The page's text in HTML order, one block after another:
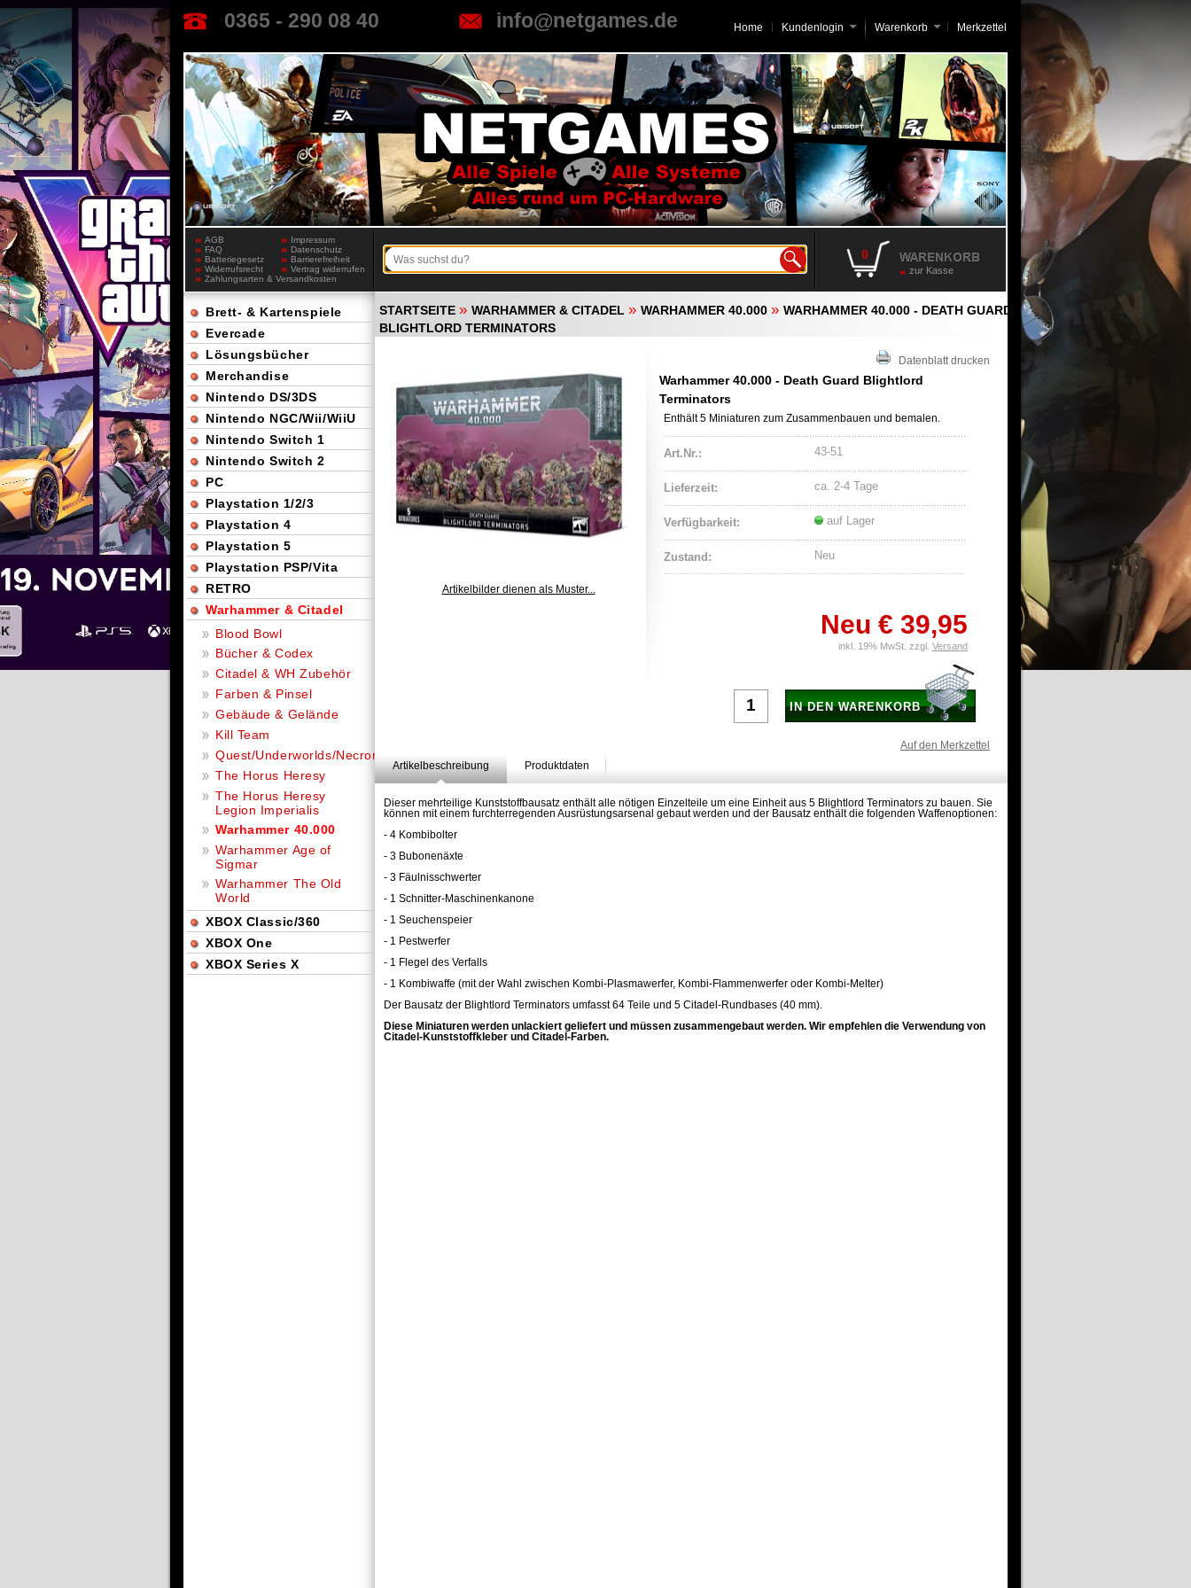
0365 - 290 08 40 info@netgames.de Home Kundenlogin Merkzettel
Warenkorb
AGB
Impressum
FAQ
Datenschutz
Batteriegesetz
Barrierefreiheit
Widerrufsrecht
Vertrag widerrufen
Zahlungsarten & Versandkosten
0
zur Kasse
STARTSEITE » WARHAMMER & CITADEL » WARHAMMER 40.000 » WARHAMMER 40.000 - DEATH GUARD
BLIGHTLORD TERMINATORS
Artikelbilder dienen als Muster...
Datenblatt drucken
Warhammer 40.000 - Death Guard Blightlord
Terminators
Enthält 5 Miniaturen zum Zusammenbauen und bemalen.
Art.Nr.: 43-51
Lieferzeit: ca. 2-4 Tage
Verfügbarkeit: auf Lager
Zustand: Neu
Neu € 39,95
inkl. 19% MwSt. zzgl. Versand
IN DEN WARENKORB
Auf den Merkzettel
Artikelbeschreibung
Produktdaten
Dieser mehrteilige Kunststoffbausatz enthält alle nötigen Einzelteile um eine Einheit aus 5 Blightlord Terminators zu bauen. Sie
können mit einem furchterregenden Ausrüstungsarsenal gebaut werden und der Bausatz enthält die folgenden Waffenoptionen:
- 4 Kombibolter
- 3 Bubonenäxte
- 3 Fäulnisschwerter
- 1 Schnitter-Maschinenkanone
- 1 Seuchenspeier
- 1 Pestwerfer
- 1 Flegel des Verfalls
- 1 Kombiwaffe (mit der Wahl zwischen Kombi-Plasmawerfer, Kombi-Flammenwerfer oder Kombi-Melter)
Der Bausatz der Blightlord Terminators umfasst 64 Teile und 5 Citadel-Rundbases (40 mm).
Diese Miniaturen werden unlackiert geliefert und müssen zusammengebaut werden. Wir empfehlen die Verwendung von
Citadel-Kunststoffkleber und Citadel-Farben.
Brett- & Kartenspiele
Evercade
Lösungsbücher
Merchandise
Nintendo DS/3DS
Nintendo NGC/Wii/WiiU
Nintendo Switch 1
Nintendo Switch 2
PC
Playstation 1/2/3
Playstation 4
Playstation 5
Playstation PSP/Vita
RETRO
Warhammer & Citadel
Blood Bowl
Bücher & Codex
Citadel & WH Zubehör
Farben & Pinsel
Gebäude & Gelände
Kill Team
Quest/Underworlds/Necromunda
The Horus Heresy
The Horus Heresy
Legion Imperialis
Warhammer 40.000
Warhammer Age of
Sigmar
Warhammer The Old
World
XBOX Classic/360
XBOX One
XBOX Series X